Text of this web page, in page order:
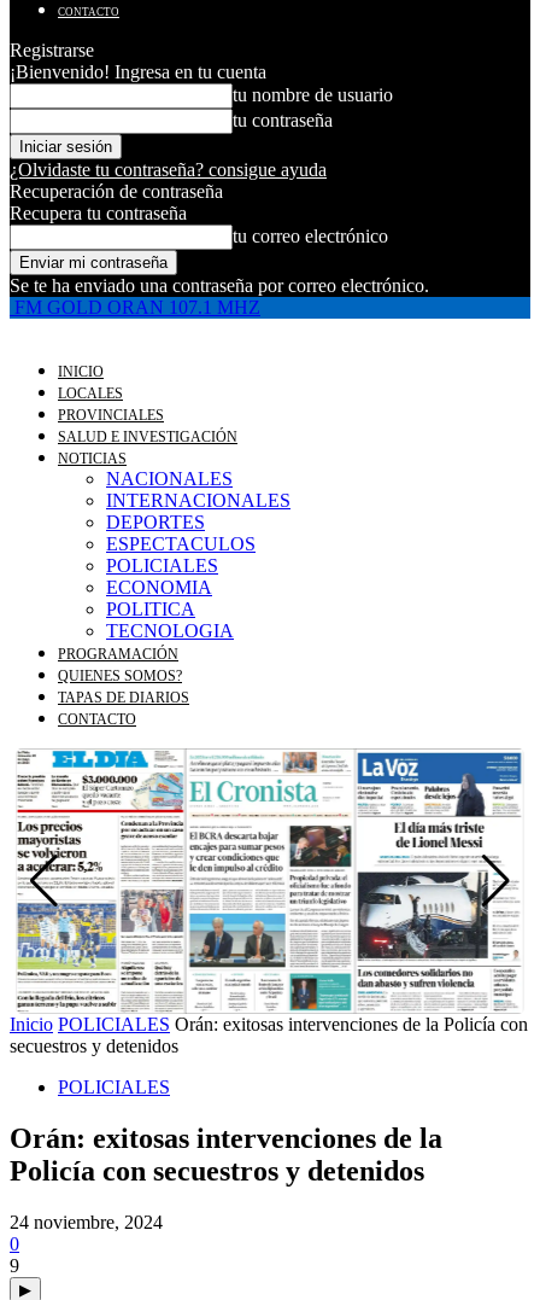
CONTACTO
Registrarse
¡Bienvenido! Ingresa en tu cuenta
tu nombre de usuario
tu contraseña
¿Olvidaste tu contraseña? consigue ayuda
Recuperación de contraseña
Recupera tu contraseña
tu correo electrónico
Se te ha enviado una contraseña por correo electrónico.
FM GOLD ORAN 107.1 MHZ
INICIO
LOCALES
PROVINCIALES
SALUD E INVESTIGACIÓN
NOTICIAS
NACIONALES
INTERNACIONALES
DEPORTES
ESPECTACULOS
POLICIALES
ECONOMIA
POLITICA
TECNOLOGIA
PROGRAMACIÓN
QUIENES SOMOS?
TAPAS DE DIARIOS
CONTACTO
Inicio POLICIALES Orán: exitosas intervenciones de la Policía con
secuestros y detenidos
POLICIALES
Orán: exitosas intervenciones de la
Policía con secuestros y detenidos
24 noviembre, 2024
0
9
▶